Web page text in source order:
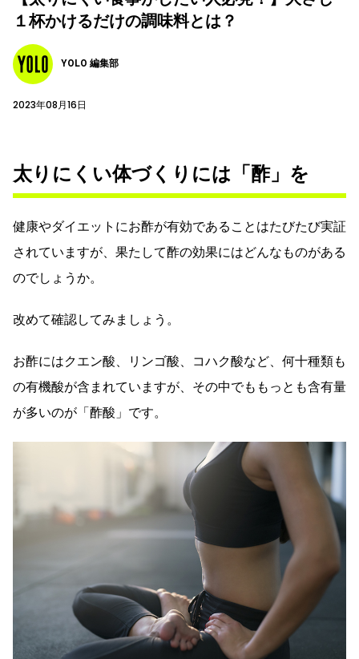
１杯かけるだけの調味料とは？
YOLO 編集部
2023年08月16日
太りにくい体づくりには「酢」を
健康やダイエットにお酢が有効であることはたびたび実証
されていますが、果たして酢の効果にはどんなものがある
のでしょうか。
改めて確認してみましょう。
お酢にはクエン酸、リンゴ酸、コハク酸など、何十種類も
の有機酸が含まれていますが、その中でももっとも含有量
が多いのが「酢酸」です。